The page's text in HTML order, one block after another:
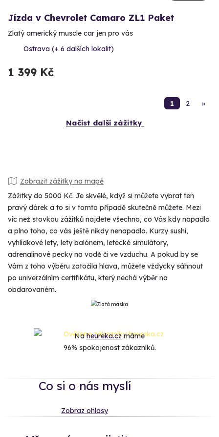
Jízda v Chevrolet Camaro ZL1 Paket
Zlatý americký muscle car jen pro vás
Ostrava (+ 6 dalších lokalit)
1 399 Kč
1 2 »
Načíst další zážitky
Zobrazit zážitky na mapě
Zážitky do 5000 Kč. Je skvělé, když si můžete vybrat ten
pravý dárek a to si v tomto případě skutečně můžete. Mezi
víc než stovkou zážitků najdete všechno, co Vás kdy napadlo
a plno toho, co vás ještě nikdy nenapadlo. Kurzy sushi,
vyhlídkové lety, lety balónem, letecké simulátory,
adrenalinové pecky na vodě či ve vzduchu. A pokud by se
Vám z toho výběru zatočila hlava, můžete vždycky sáhnout
po univerzálním certifikátu, který nechá výběr na
obdarovaném.
Naheureka.czmáme
96% spokojenost zákazníků.
Co si o nás myslí
Zobraz ohlasy